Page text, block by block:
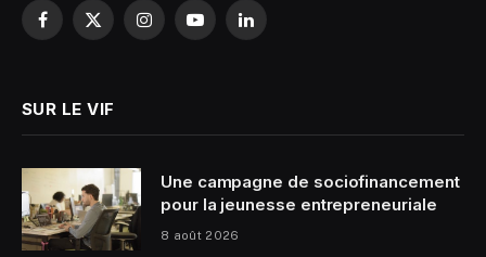
Facebook
X
InstagramYouTubeLinkedIn
SUR LE VIF
Une campagne de sociofinancement
pour la jeunesse entrepreneuriale
8 août 2026